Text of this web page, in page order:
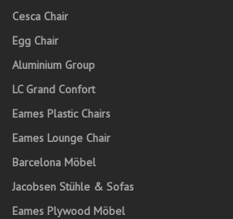
Cesca Chair
Egg Chair
Aluminium Group
LC Grand Confort
Eames Plastic Chairs
Eames Lounge Chair
Barcelona Möbel
Jacobsen Stühle & Sofas
Eames Plywood Möbel